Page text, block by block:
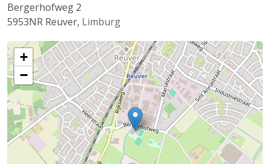
Bergerhofweg 2
5953NR Reuver, Limburg
+
−